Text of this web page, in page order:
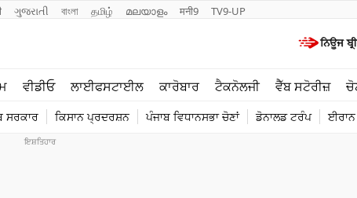
ગુજરાતી বাংলা தமிழ் മലയാളം मनी9 TV9-UP
ਵੀਡੀਓ ਲਾਈਫਸਟਾਈਲ ਕਾਰੋਬਾਰ ਟੈਕਨੋਲਜੀ ਵੈੱਬ ਸਟੋਰੀਜ਼
ਸਰਕਾਰ ਕਿਸਾਨ ਪ੍ਰਦਰਸ਼ਨ ਪੰਜਾਬ ਵਿਧਾਨਸਭਾ ਚੋਣਾਂ ਡੋਨਾਲਡ ਟਰੰਪ ਈਰਾਨ
ਟੈਕਨੋਲਜੀ